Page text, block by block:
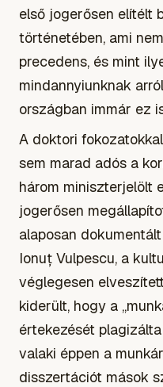
első jogerősen elítélt
történetében, ami
precedens, és mint
mindannyiunknak
országban immár ez
A doktori
sem marad adós a
három miniszterjelölt
jogerősen
alaposan
Ionuț Vulpescu, a
véglegesen
kiderült, hogy a
értekezését
valaki éppen a
disszertációt mások